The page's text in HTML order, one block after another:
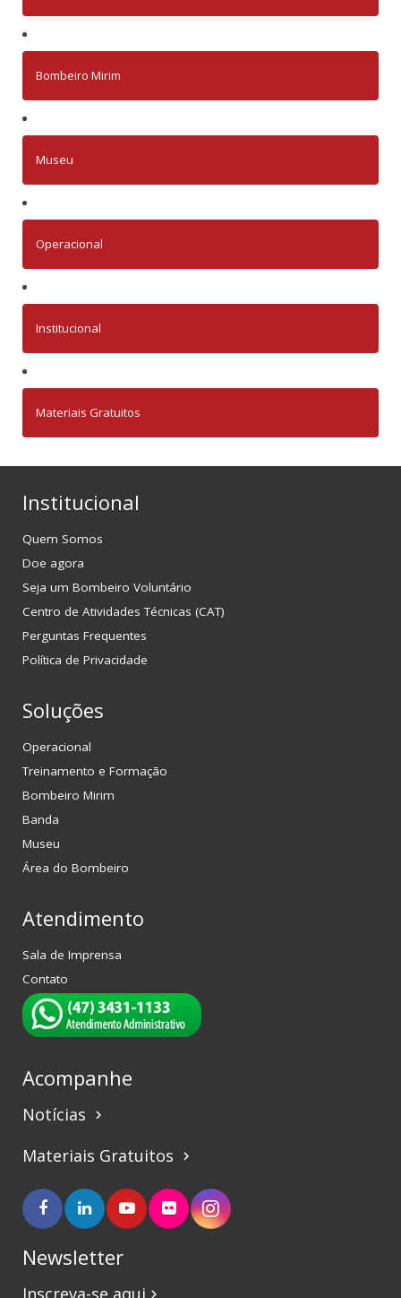
Bombeiro Mirim
Museu
Operacional
Institucional
Materiais Gratuitos
Institucional
Quem Somos
Doe agora
Seja um Bombeiro Voluntário
Centro de Atividades Técnicas (CAT)
Perguntas Frequentes
Política de Privacidade
Soluções
Operacional
Treinamento e Formação
Bombeiro Mirim
Banda
Museu
Área do Bombeiro
Atendimento
Sala de Imprensa
Contato
Acompanhe
Notícias keyboard_arrow_right
Materiais Gratuitos keyboard_arrow_right
Newsletter
Inscreva-se aqui keyboard_arrow_right